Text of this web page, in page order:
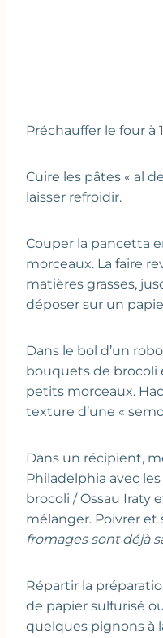
Préchauffer le four à
Cuire les pâtes « al
laisser refroidir.
Couper la pancetta
morceaux. La faire
matières grasses,
déposer sur un
Dans le bol d’un
bouquets de brocoli
petits morceaux.
texture d’une «
Dans un récipient,
Philadelphia avec
brocoli / Ossau Iraty
mélanger. Poivrer et
fromages sont déjà
Répartir la
de papier sulfurisé
quelques pignons à